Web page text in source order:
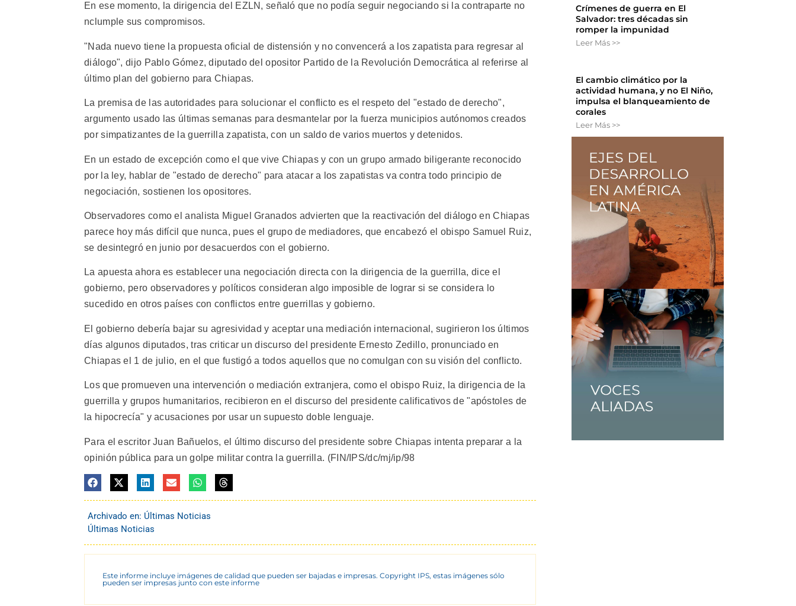
En ese momento, la dirigencia del EZLN, señaló que no podía seguir negociando si la contraparte no
nclumple sus compromisos.
"Nada nuevo tiene la propuesta oficial de distensión y no convencerá a los zapatista para regresar al
diálogo", dijo Pablo Gómez, diputado del opositor Partido de la Revolución Democrática al referirse al
último plan del gobierno para Chiapas.
La premisa de las autoridades para solucionar el conflicto es el respeto del "estado de derecho",
argumento usado las últimas semanas para desmantelar por la fuerza municipios autónomos creados
por simpatizantes de la guerrilla zapatista, con un saldo de varios muertos y detenidos.
En un estado de excepción como el que vive Chiapas y con un grupo armado biligerante reconocido
por la ley, hablar de "estado de derecho" para atacar a los zapatistas va contra todo principio de
negociación, sostienen los opositores.
Observadores como el analista Miguel Granados advierten que la reactivación del diálogo en Chiapas
parece hoy más difícil que nunca, pues el grupo de mediadores, que encabezó el obispo Samuel Ruiz,
se desintegró en junio por desacuerdos con el gobierno.
La apuesta ahora es establecer una negociación directa con la dirigencia de la guerrilla, dice el
gobierno, pero observadores y políticos consideran algo imposible de lograr si se considera lo
sucedido en otros países con conflictos entre guerrillas y gobierno.
El gobierno debería bajar su agresividad y aceptar una mediación internacional, sugirieron los últimos
días algunos diputados, tras criticar un discurso del presidente Ernesto Zedillo, pronunciado en
Chiapas el 1 de julio, en el que fustigó a todos aquellos que no comulgan con su visión del conflicto.
Los que promueven una intervención o mediación extranjera, como el obispo Ruiz, la dirigencia de la
guerrilla y grupos humanitarios, recibieron en el discurso del presidente calificativos de "apóstoles de
la hipocrecía" y acusaciones por usar un supuesto doble lenguaje.
Para el escritor Juan Bañuelos, el último discurso del presidente sobre Chiapas intenta preparar a la
opinión pública para un golpe militar contra la guerrilla. (FIN/IPS/dc/mj/ip/98
Archivado en: Últimas Noticias
Últimas Noticias
Este informe incluye imágenes de calidad que pueden ser bajadas e impresas. Copyright IPS, estas imágenes sólo
pueden ser impresas junto con este informe
Crímenes de guerra en El
Salvador: tres décadas sin
romper la impunidad
Leer Más >>
El cambio climático por la
actividad humana, y no El Niño,
impulsa el blanqueamiento de
corales
Leer Más >>